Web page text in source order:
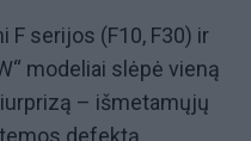
serijos (F10, F30) ir
modeliai slėpė vieną
– išmetamųjų